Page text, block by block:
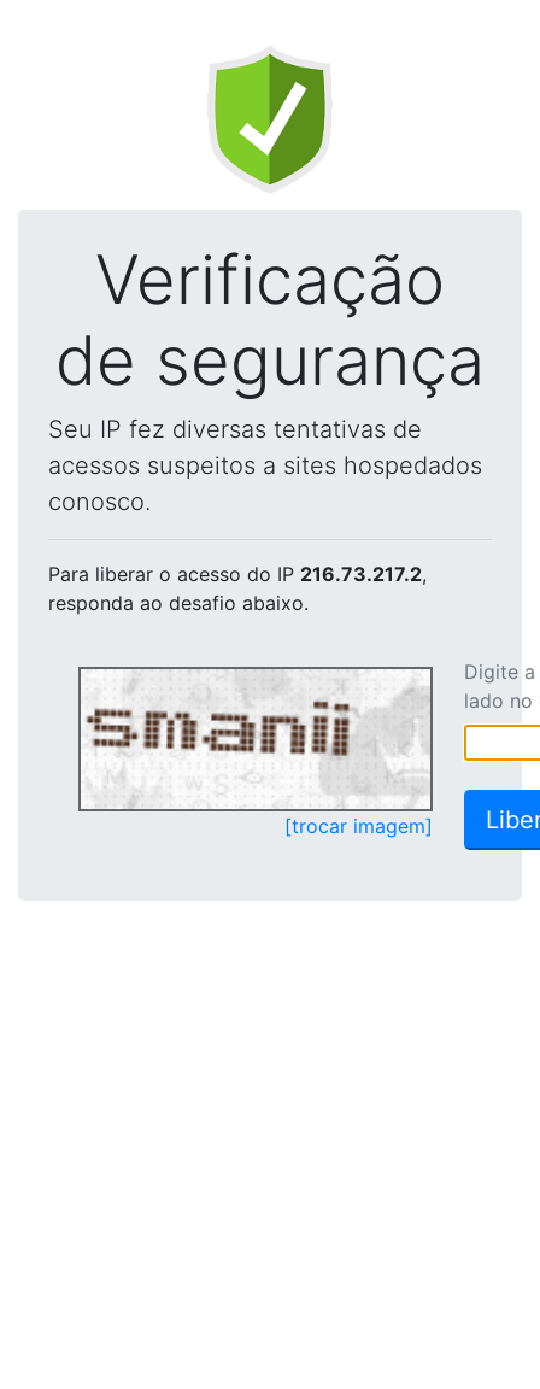
Verificação
de segurança
Seu IP fez diversas tentativas de
acessos suspeitos a sites hospedados
conosco.
Para liberar o acesso do IP 216.73.217.2,
responda ao desafio abaixo.
[trocar imagem]
Digite
lado no